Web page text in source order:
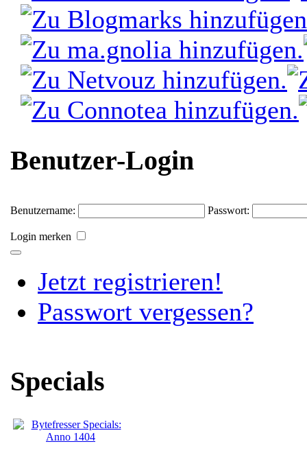
Benutzer-Login
Benutzername: Passwort:
Login merken
Jetzt registrieren!
Passwort vergessen?
Specials